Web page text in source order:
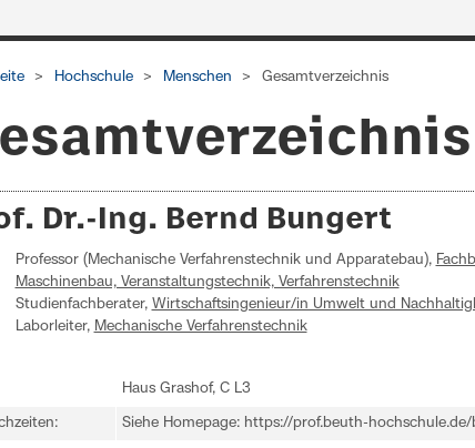
Hochschule Menschen Gesamtverzeichnis
Dr.-Ing. Bernd Bungert
Professor (Mechanische Verfahrenstechnik und Apparatebau),
Maschinenbau, Veranstaltungstechnik, Verfahrenstechnik
Studienfachberater, Wirtschaftsingenieur/in Umwelt und
Laborleiter, Mechanische Verfahrenstechnik
Haus Grashof, C L3
Siehe Homepage: https://prof.beuth-